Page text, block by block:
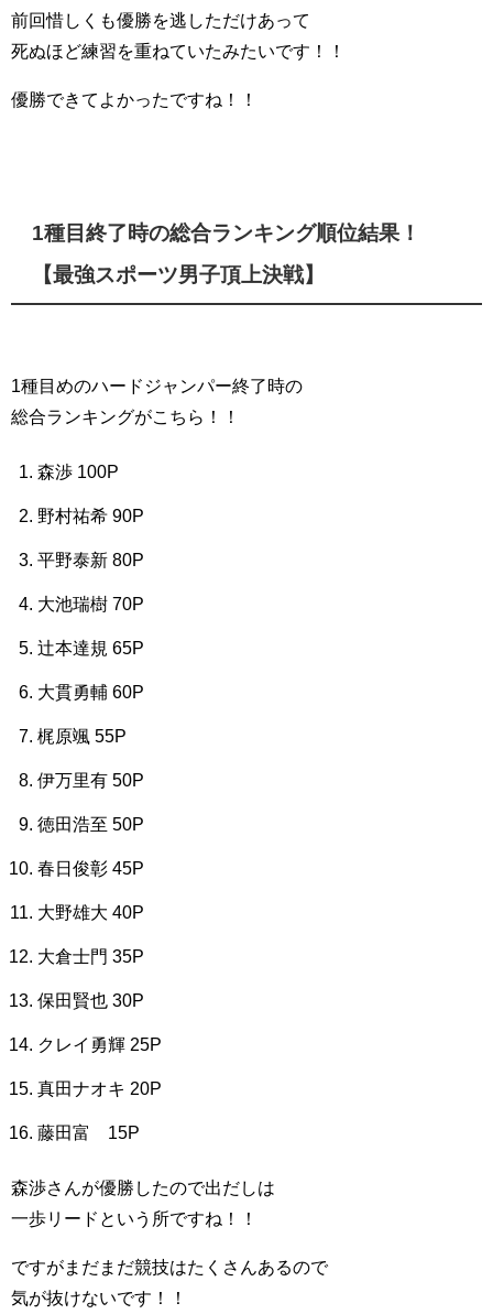
前回惜しくも優勝を逃しただけあって
死ぬほど練習を重ねていたみたいです！！
優勝できてよかったですね！！
1種目終了時の総合ランキング順位結果！
【最強スポーツ男子頂上決戦】
1種目めのハードジャンパー終了時の
総合ランキングがこちら！！
森渉 100P
野村祐希 90P
平野泰新 80P
大池瑞樹 70P
辻本達規 65P
大貫勇輔 60P
梶原颯 55P
伊万里有 50P
徳田浩至 50P
春日俊彰 45P
大野雄大 40P
大倉士門 35P
保田賢也 30P
クレイ勇輝 25P
真田ナオキ 20P
藤田富 15P
森渉さんが優勝したので出だしは
一歩リードという所ですね！！
ですがまだまだ競技はたくさんあるので
気が抜けないです！！